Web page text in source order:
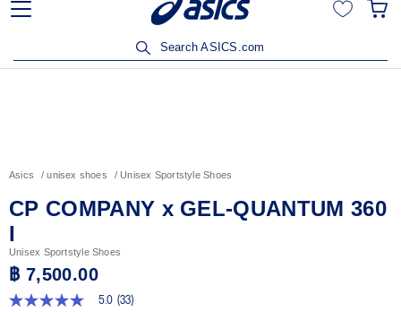
ลูกค้าวิริยะประกันภัยรับส่วนลด 15% เมื่อซื้อสินค้าครบ 3,500
Search ASICS.com
Asics unisex shoes Unisex Sportstyle Shoes
CP COMPANY x GEL-QUANTUM 360
I
Unisex Sportstyle Shoes
฿ 7,500.00
5.0
5.0 (33)